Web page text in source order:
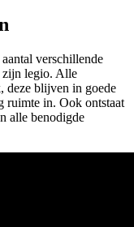
verschillende
zijn legio. Alle
deze blijven in goede
ruimte in. Ook ontstaat
alle benodigde